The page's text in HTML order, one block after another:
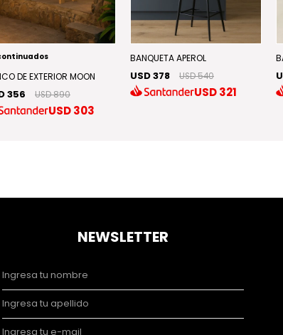
DE EXTERIOR MOON
356 USD 890
USD303
BANQUETA APEROL
USD 378 USD 540
USD321
NEWSLETTER